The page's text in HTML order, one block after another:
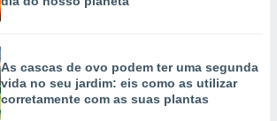
As cascas de ovo podem ter uma segunda
vida no seu jardim: eis como as utilizar
corretamente com as suas plantas